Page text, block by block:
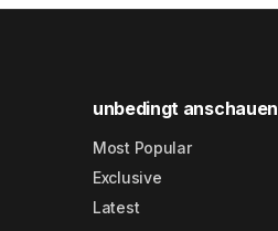
unbedingt anschauen
Most Popular
Exclusive
Latest